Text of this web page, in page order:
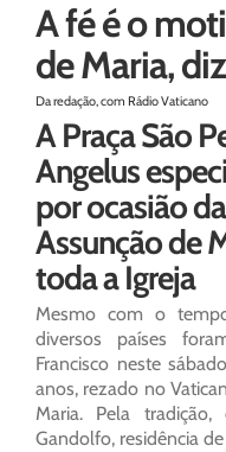
A fé é o
de Maria,
Da redação, com Rádio Vaticano
A Praça São
Angelus
por ocasião
Assunção de
toda a Igreja
Mesmo com o
diversos países
Francisco neste
anos, rezado no
Maria. Pela
Gandolfo, residência